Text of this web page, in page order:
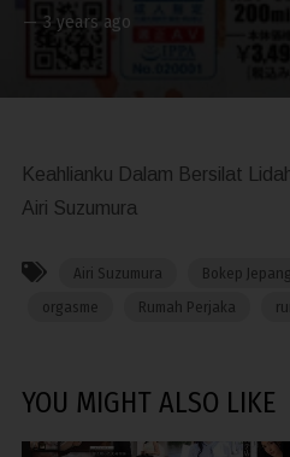
— 3 years ago
Keahlianku Dalam Bersilat
Airi Suzumura
Airi Suzumura Bokep Jepang
orgasme
Rumah Perjaka
YOU MIGHT ALSO LIKE